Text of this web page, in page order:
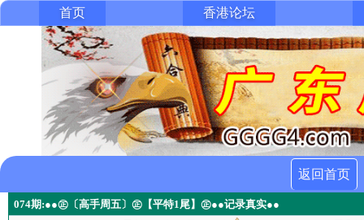
首页 香港论坛
返回首页
074期:●●㊣〔高手周五〕㊣【平特1尾】㊣●●记录真实●●